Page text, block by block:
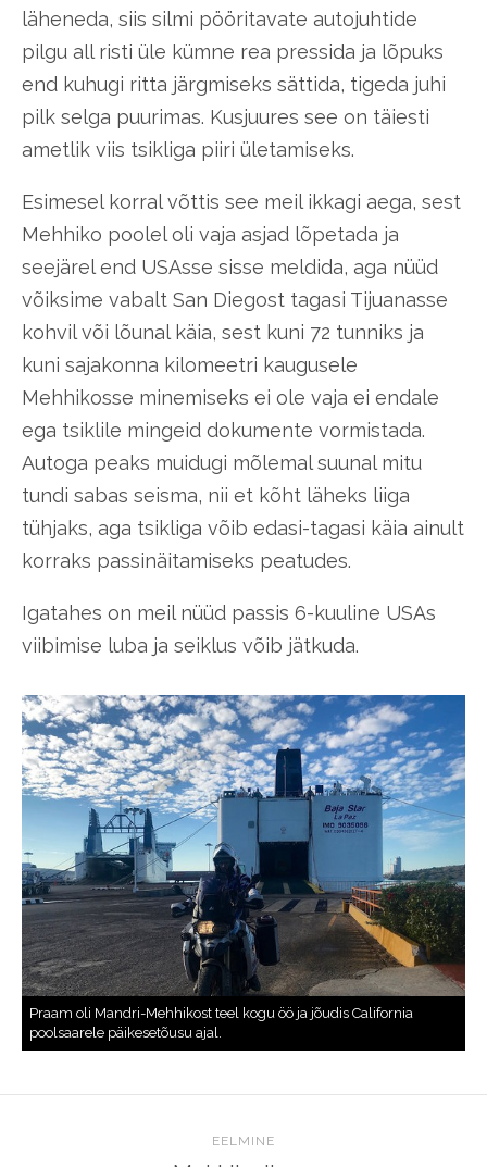
läheneda, siis silmi pööritavate autojuhtide
pilgu all risti üle kümne rea pressida ja lõpuks
end kuhugi ritta järgmiseks sättida, tigeda juhi
pilk selga puurimas. Kusjuures see on täiesti
ametlik viis tsikliga piiri ületamiseks.
Esimesel korral võttis see meil ikkagi aega, sest
Mehhiko poolel oli vaja asjad lõpetada ja
seejärel end USAsse sisse meldida, aga nüüd
võiksime vabalt San Diegost tagasi Tijuanasse
kohvil või lõunal käia, sest kuni 72 tunniks ja
kuni sajakonna kilomeetri kaugusele
Mehhikosse minemiseks ei ole vaja ei endale
ega tsiklile mingeid dokumente vormistada.
Autoga peaks muidugi mõlemal suunal mitu
tundi sabas seisma, nii et kõht läheks liiga
tühjaks, aga tsikliga võib edasi-tagasi käia ainult
korraks passinäitamiseks peatudes.
Igatahes on meil nüüd passis 6-kuuline USAs
viibimise luba ja seiklus võib jätkuda.
EELMINE